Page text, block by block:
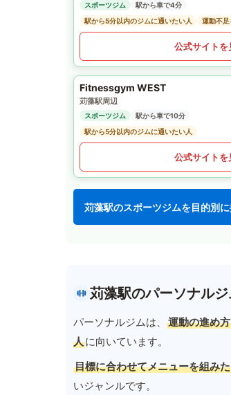
スポーツジム
駅から車で4分
駅から5分以内のジムに通いたい人
運動不
公式サイトを
Fitnessgym WEST
苅藻駅周辺
スポーツジム
駅から車で10分
駅から5分以内のジムに通いたい人
公式サイトを
苅藻駅のスポーツジムを目的別
苅藻駅のパーソナル
パーソナルジムは、 運動の進め
人に向いています。
目標に合わせてメニューを組み
いジャンルです。